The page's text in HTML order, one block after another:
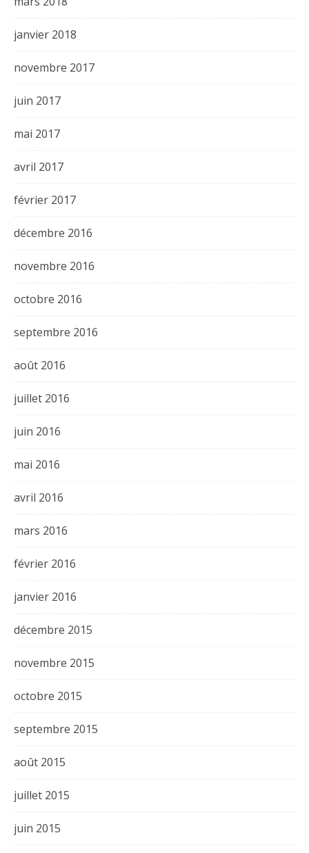
janvier 2018
novembre 2017
juin 2017
mai 2017
avril 2017
février 2017
décembre 2016
novembre 2016
octobre 2016
septembre 2016
août 2016
juillet 2016
juin 2016
mai 2016
avril 2016
mars 2016
février 2016
janvier 2016
décembre 2015
novembre 2015
octobre 2015
septembre 2015
août 2015
juillet 2015
juin 2015